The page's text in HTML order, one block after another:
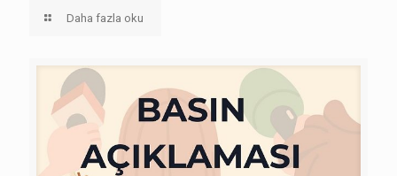
Daha fazla oku